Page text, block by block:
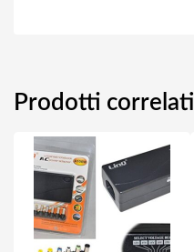
Prodotti correlati